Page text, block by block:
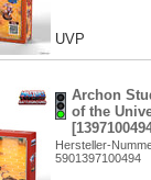
UVP
Archon
of the
Hersteller-
5901397100494